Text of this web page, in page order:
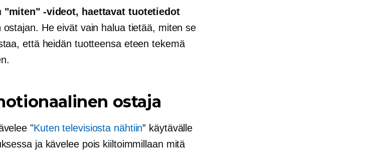
"miten" -videot, haettavat tuotetiedot
He eivät vain halua tietää, miten se
että heidän tuotteensa eteen tekemä
ostaja
"Kuten televisiosta nähtiin” käytävälle
ja kävelee pois kiiltoimmillaan mitä